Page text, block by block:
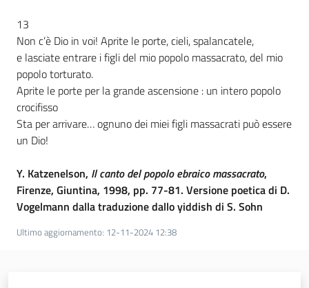
13
Non c’è Dio in voi! Aprite le porte, cieli, spalancatele,
e lasciate entrare i figli del mio popolo massacrato, del mio
popolo torturato.
Aprite le porte per la grande ascensione : un intero popolo
crocifisso
Sta per arrivare… ognuno dei miei figli massacrati può essere
un Dio!
Y. Katzenelson, Il canto del popolo ebraico massacrato,
Firenze, Giuntina, 1998, pp. 77-81. Versione poetica di D.
Vogelmann dalla traduzione dallo yiddish di S. Sohn
Ultimo aggiornamento: 12-11-2024 12:38